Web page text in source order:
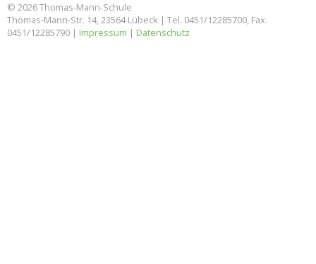
© 2026 Thomas-Mann-Schule
Thomas-Mann-Str. 14, 23564 Lübeck | Tel. 0451/12285700, Fax.
0451/12285790 | Impressum | Datenschutz